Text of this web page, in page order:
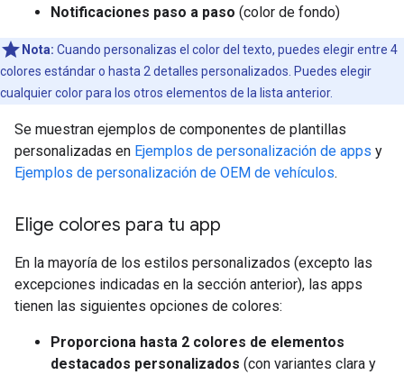
Notificaciones paso a paso (color de fondo)
Nota: Cuando personalizas el color del texto, puedes elegir entre 4
colores estándar o hasta 2 detalles personalizados. Puedes elegir
cualquier color para los otros elementos de la lista anterior.
Se muestran ejemplos de componentes de plantillas
personalizadas en Ejemplos de personalización de apps y
Ejemplos de personalización de OEM de vehículos.
Elige colores para tu app
En la mayoría de los estilos personalizados (excepto las
excepciones indicadas en la sección anterior), las apps
tienen las siguientes opciones de colores:
Proporciona hasta 2 colores de elementos
destacados personalizados (con variantes clara y